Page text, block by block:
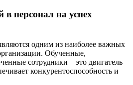
в персонал на успех
одним из наиболее важных
Обученные,
сотрудники – это двигатель
конкурентоспособность и